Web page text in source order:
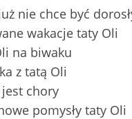
nie chce być
wakacje taty Oli
na biwaku
z tatą Oli
chory
pomysły taty Oli